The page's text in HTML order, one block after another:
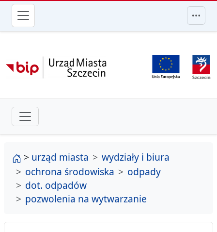
przejdź do głównego menu
strona główna
> urząd miasta
wydziały i biura
ochrona środowiska
odpady
dot. odpadów
pozwolenia na wytwarzanie